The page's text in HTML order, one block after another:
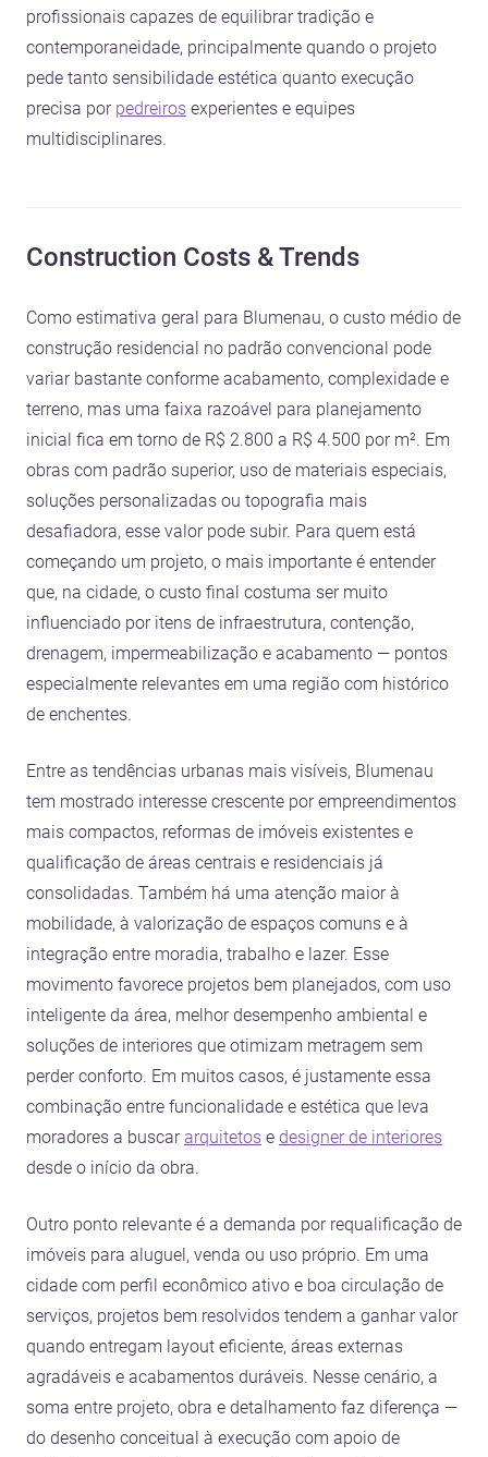
profissionais capazes de equilibrar tradição e
contemporaneidade, principalmente quando o projeto
pede tanto sensibilidade estética quanto execução
precisa por pedreiros experientes e equipes
multidisciplinares.
Construction Costs & Trends
Como estimativa geral para Blumenau, o custo médio de
construção residencial no padrão convencional pode
variar bastante conforme acabamento, complexidade e
terreno, mas uma faixa razoável para planejamento
inicial fica em torno de R$ 2.800 a R$ 4.500 por m². Em
obras com padrão superior, uso de materiais especiais,
soluções personalizadas ou topografia mais
desafiadora, esse valor pode subir. Para quem está
começando um projeto, o mais importante é entender
que, na cidade, o custo final costuma ser muito
influenciado por itens de infraestrutura, contenção,
drenagem, impermeabilização e acabamento — pontos
especialmente relevantes em uma região com histórico
de enchentes.
Entre as tendências urbanas mais visíveis, Blumenau
tem mostrado interesse crescente por empreendimentos
mais compactos, reformas de imóveis existentes e
qualificação de áreas centrais e residenciais já
consolidadas. Também há uma atenção maior à
mobilidade, à valorização de espaços comuns e à
integração entre moradia, trabalho e lazer. Esse
movimento favorece projetos bem planejados, com uso
inteligente da área, melhor desempenho ambiental e
soluções de interiores que otimizam metragem sem
perder conforto. Em muitos casos, é justamente essa
combinação entre funcionalidade e estética que leva
moradores a buscararquitetos e designer de interiores
desde o início da obra.
Outro ponto relevante é a demanda por requalificação de
imóveis para aluguel, venda ou uso próprio. Em uma
cidade com perfil econômico ativo e boa circulação de
serviços, projetos bem resolvidos tendem a ganhar valor
quando entregam layout eficiente, áreas externas
agradáveis e acabamentos duráveis. Nesse cenário, a
soma entre projeto, obra e detalhamento faz diferença —
do desenho conceitual à execução com apoio de